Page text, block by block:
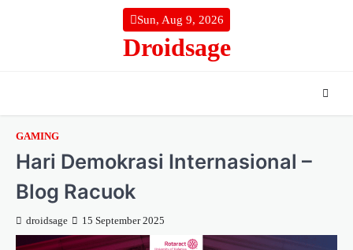
Sun, Aug 9, 2026
Droidsage
GAMING
Hari Demokrasi Internasional –
Blog Racuok
droidsage 15 September 2025